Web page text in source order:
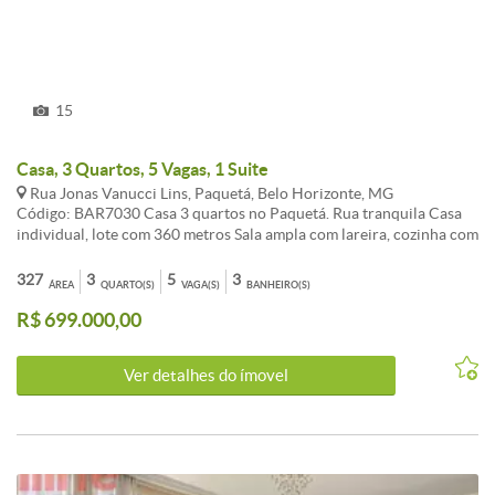
15
Casa, 3 Quartos, 5 Vagas, 1 Suite
Rua Jonas Vanucci Lins, Paquetá, Belo Horizonte, MG
Código: BAR7030 Casa 3 quartos no Paquetá. Rua tranquila Casa
individual, lote com 360 metros Sala ampla com lareira, cozinha com
imóvel de menor valor. Agende já sua visita com um de nossos
consultores. CARACTERISTICAS:Cozinha com armários - Quartos
com armários - Banheiros com armários - Banhos com blindex -
ÁREA
327 QUARTO(S)
3 VAGA(S)
5 BANHEIRO(S)
3
R$ 699.000,00
Ver detalhes do ímovel